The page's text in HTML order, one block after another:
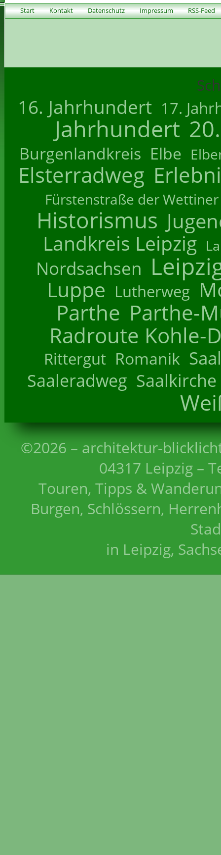
Start Kontakt Datenschutz Impressum RSS-Feed
16. Jahrhundert 17.
Jahrhundert
Burgenlandkreis Elbe
Elsterradweg
Fürstenstraße der Wettiner
Historismus
Landkreis Leipzig
Nordsachsen
Luppe Lutherweg
Parthe Parthe-
Radroute Kohle-
Rittergut Romanik
Saaleradweg Saalkirche
©2026 – architektur-
04317 Leipzig –
Touren, Tipps &
Burgen, Schlössern,
in Leipzig,